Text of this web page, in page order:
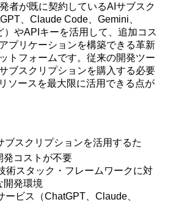
者が既に契約しているAIサブスク
、Claude Code、Gemini、
）やAPIキーを活用して、追加コス
プリケーションを構築できる革新
トフォームです。従来の開発ツー
ブスクリプションを購入する必要
ソースを最大限に活用できる点が
ブスクリプションを活用するた
発コストが不要
術スタック・フレームワークに対
開発環境
ービス（ChatGPT、Claude、